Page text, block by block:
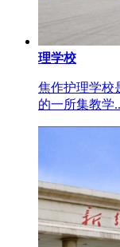
理学校
焦作护理学校
的一所集教学